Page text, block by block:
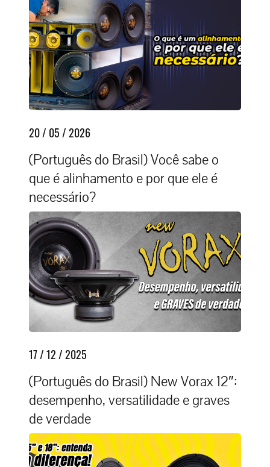
20 / 05 / 2026
(Português do Brasil) Você sabe o
que é alinhamento e por que ele é
necessário?
17 / 12 / 2025
(Português do Brasil) New Vorax 12″:
desempenho, versatilidade e graves
de verdade